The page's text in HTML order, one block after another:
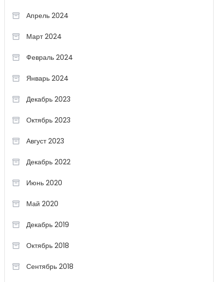
Апрель 2024
Март 2024
Февраль 2024
Январь 2024
Декабрь 2023
Октябрь 2023
Август 2023
Декабрь 2022
Июнь 2020
Май 2020
Декабрь 2019
Октябрь 2018
Сентябрь 2018